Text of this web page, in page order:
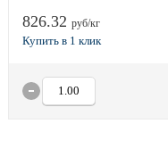
826.32 руб/кг